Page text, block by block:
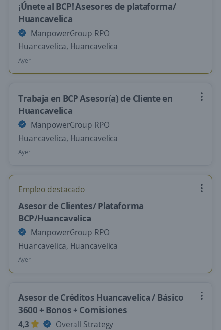
¡Únete al BCP! Asesores de plataforma/
Huancavelica
ManpowerGroup RPO
Huancavelica, Huancavelica
Ayer
Trabaja en BCP Asesor(a) de Cliente en
Huancavelica
ManpowerGroup RPO
Huancavelica, Huancavelica
Ayer
Empleo destacado
Asesor de Clientes/ Plataforma
BCP/Huancavelica
ManpowerGroup RPO
Huancavelica, Huancavelica
Ayer
Asesor de Créditos Huancavelica / Básico
3600 + Bonos + Comisiones
4,3
Overall Strategy